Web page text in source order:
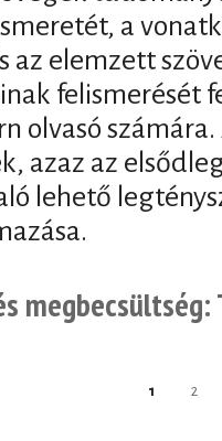
a
az elemzett
felismerését
olvasó
azaz az
lehető
1 2